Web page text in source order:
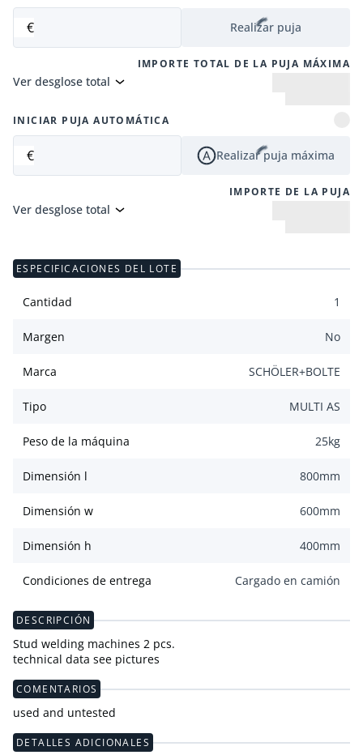
€ Realizar puja
IMPORTE TOTAL DE LA PUJA MÁXIMA
Ver desglose total
INICIAR PUJA AUTOMÁTICA
€ Realizar puja máxima
IMPORTE DE LA PUJA
Ver desglose total
ESPECIFICACIONES DEL LOTE
Cantidad 1
Margen No
Marca SCHÖLER+BOLTE
Tipo MULTI AS
Peso de la máquina 25kg
Dimensión l 800mm
Dimensión w 600mm
Dimensión h 400mm
Condiciones de entrega Cargado en camión
DESCRIPCIÓN
Stud welding machines 2 pcs.
technical data see pictures
COMENTARIOS
used and untested
DETALLES ADICIONALES